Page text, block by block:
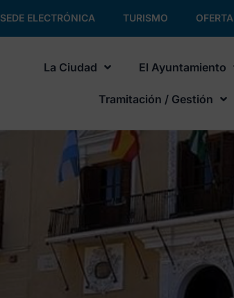
SEDE ELECTRÓNICA TURISMO
La Ciudad El Ayuntamiento
Tramitación / Gestión